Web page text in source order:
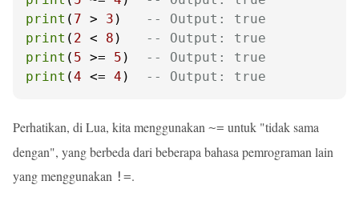
print ( 7 > 3 )
-- Output: true
print ( 2 < 8 )
-- Output: true
print ( 5 >= 5 )
-- Output: true
print (4 <= 4 ) -- Output: true
Perhatikan, di Lua, kita menggunakan ~= untuk "tidak sama
dengan", yang berbeda dari beberapa bahasa pemrograman lain
yang menggunakan !=.